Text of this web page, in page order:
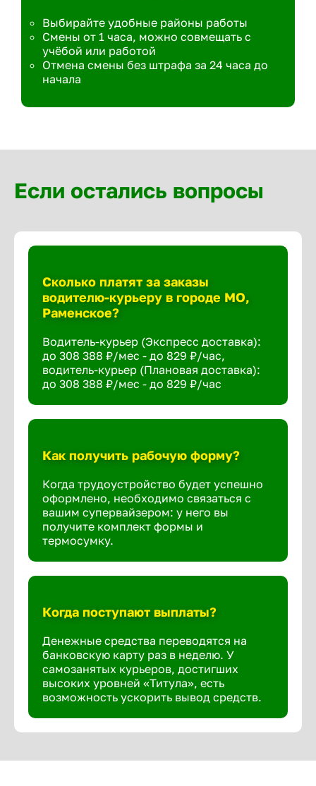
Выбирайте удобные районы работы
Смены от 1 часа, можно совмещать с
учёбой или работой
Отмена смены без штрафа за 24 часа до
начала
Если остались вопросы
Сколько платят за заказы
водителю-курьеру в городе МО,
Раменское?
Водитель-курьер (Экспресс доставка):
до 308 388 ₽/мес - до 829 ₽/час,
водитель-курьер (Плановая доставка):
до 308 388 ₽/мес - до 829 ₽/час
Как получить рабочую форму?
Когда трудоустройство будет успешно
оформлено, необходимо связаться с
вашим супервайзером: у него вы
получите комплект формы и
термосумку.
Когда поступают выплаты?
Денежные средства переводятся на
банковскую карту раз в неделю. У
самозанятых курьеров, достигших
высоких уровней «Титула», есть
возможность ускорить вывод средств.